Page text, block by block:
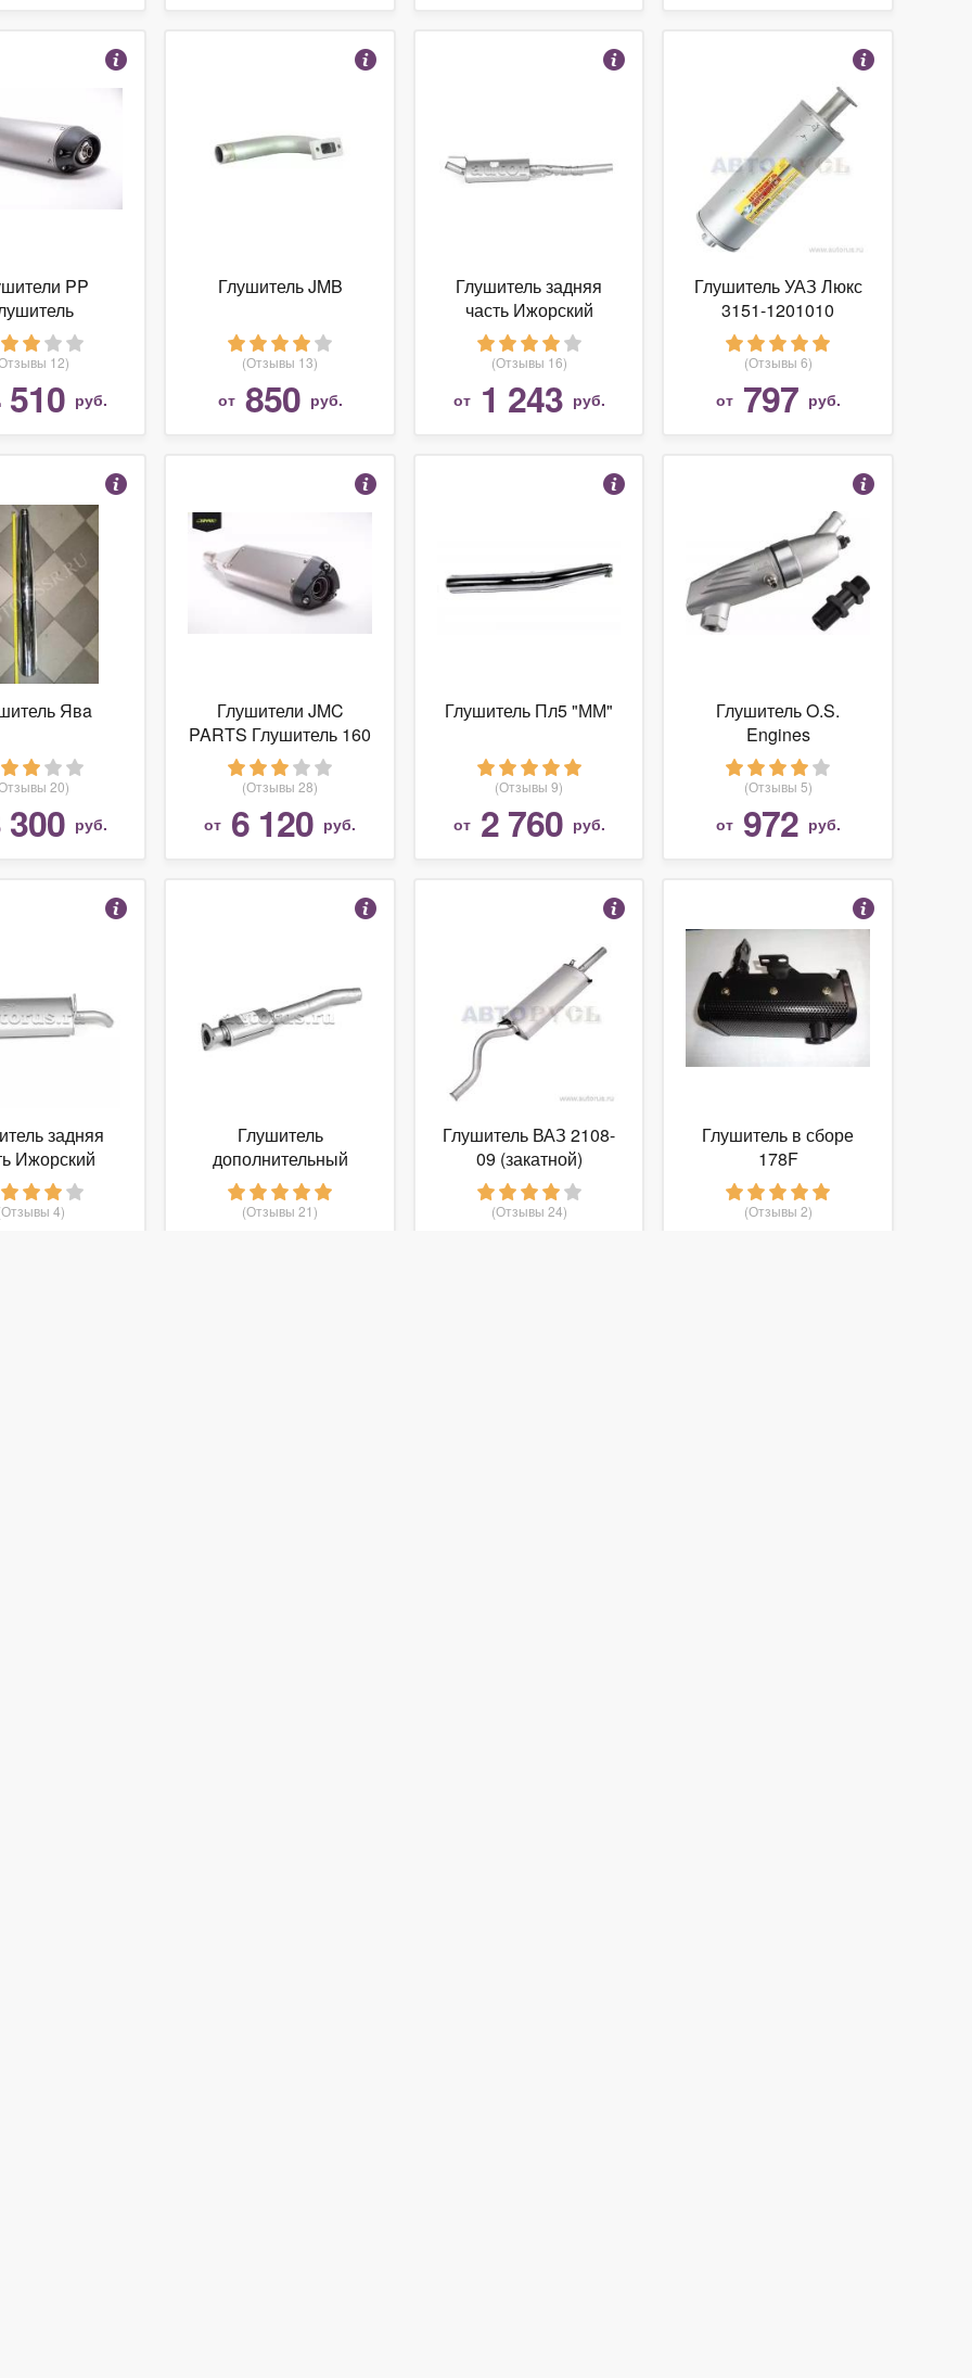
PP
тип SP
12)
510 руб.
Глушитель JMB
(Отзывы 13)
от 850 руб.
Глушитель задняя
часть Ижорский
глушитель 136020
(Отзывы 16)
от 1 243 руб.
Глушитель УАЗ Люкс
3151-1201010
Автосвет
автоглушитель
(Отзывы 6)
от 797 руб.
Явa
20)
300 руб.
Глушители JMC
PARTS Глушитель 160
MXR
(Отзывы 28)
от 6 120 руб.
Глушитель Пл5 "ММ"
(Отзывы 9)
от 2 760 руб.
Глушитель O.S.
Engines
(Отзывы 5)
от 972 руб.
задняя
Ижорский
136150
4)
Глушитель
дополнительный
передний заменитель
катализатора
(Отзывы 21)
Глушитель ВАЗ 2108-
09 (закатной)
Ижорский глушитель
135842
(Отзывы 24)
Глушитель в сборе
178F
(Отзывы 2)